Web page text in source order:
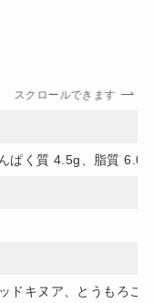
スクロールできます
ぱく質 4.5g、脂質
ドキヌア、とうもろこ